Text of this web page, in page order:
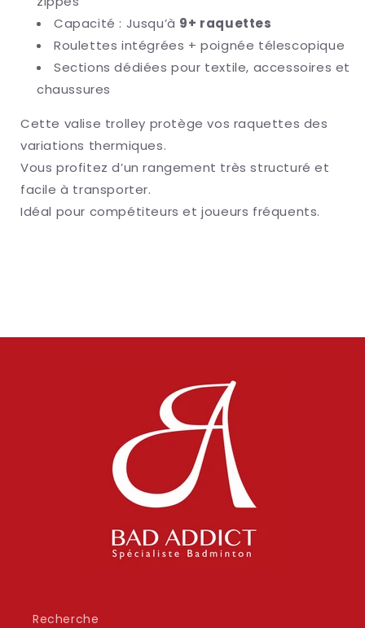
Capacité : Jusqu’à 9+ raquettes
Roulettes intégrées + poignée télescopique
Sections dédiées pour textile, accessoires et
chaussures
Cette valise trolley protège vos raquettes des
variations thermiques.
Vous profitez d’un rangement très structuré et
facile à transporter.
Idéal pour compétiteurs et joueurs fréquents.
Recherche